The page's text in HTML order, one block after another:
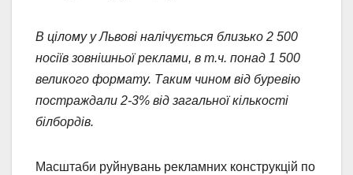
В цілому у Львові налічується близько 2 500
носіїв зовнішньої реклами, в т.ч. понад 1 500
великого формату. Таким чином від буревію
постраждали 2-3% від загальної кількості
білбордів.
Масштаби руйнувань рекламних конструкцій по